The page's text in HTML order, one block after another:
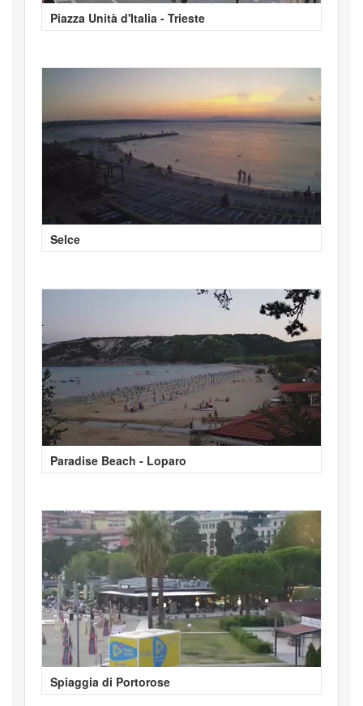
Piazza Unità d'Italia - Trieste
Selce
Paradise Beach - Loparo
Spiaggia di Portorose